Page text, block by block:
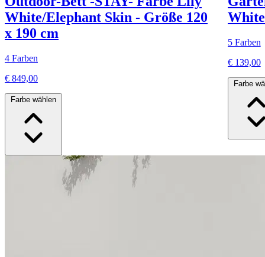
White/Elephant Skin - Größe 120
x 190 cm
4 Farben
€ 849,00
Farbe wählen
5 Farben
€ 139,00
Farbe